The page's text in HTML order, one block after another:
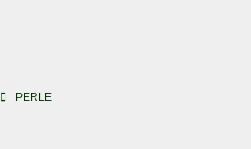
Beitragsnavigation
PERLE